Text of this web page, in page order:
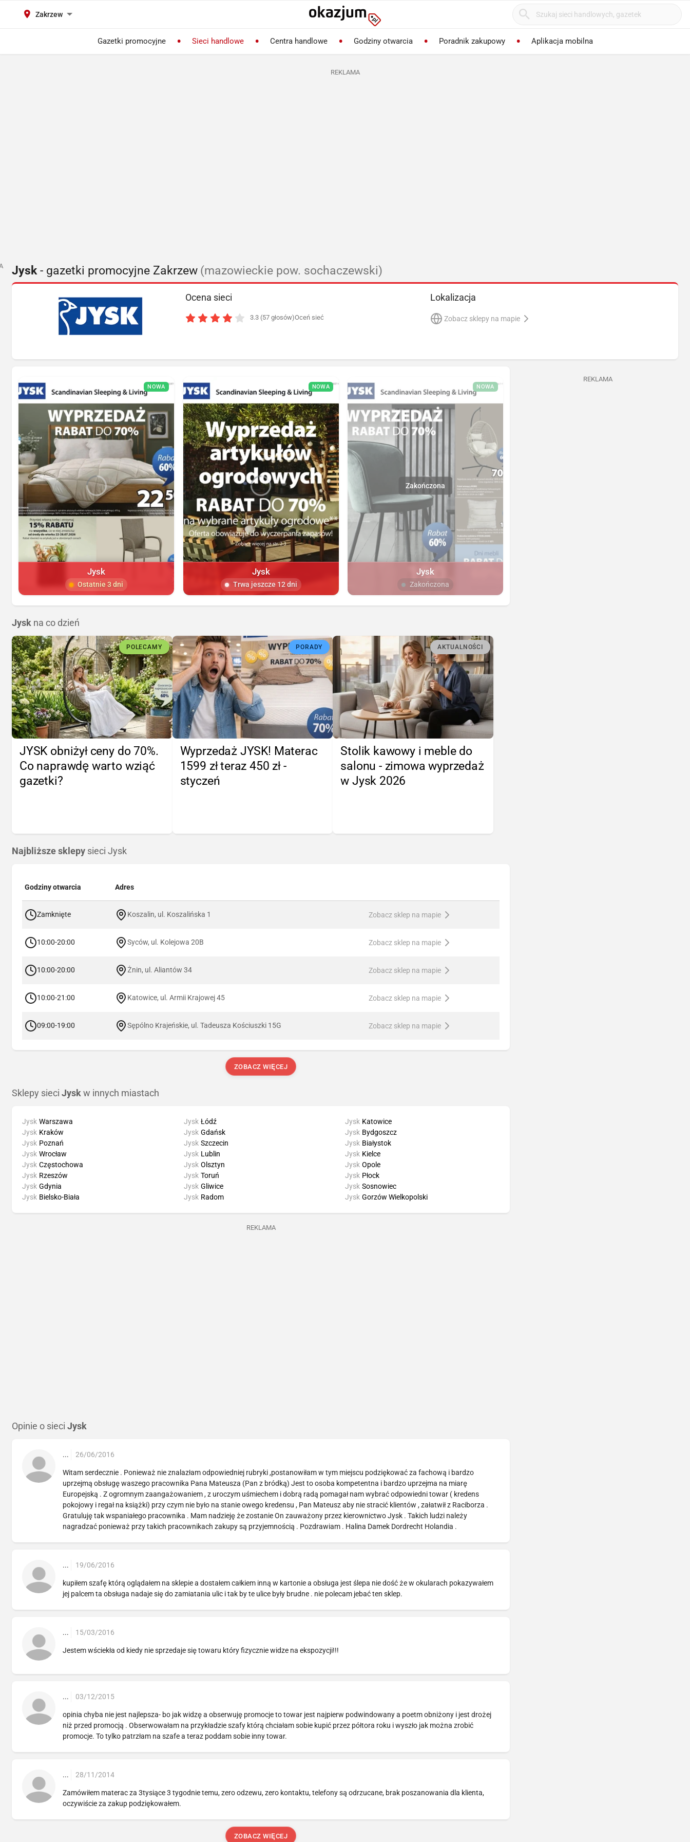
Zakrzew
Gazetki promocyjne Sieci handlowe Centra handlowe Godziny otwarcia Poradnik zakupowy Aplikacja mobilna
REKLAMA
Jysk- gazetki promocyjne Zakrzew (mazowieckie pow. sochaczewski)
Ocena sieci
3.3 (57 głosów)Oceń sieć
Lokalizacja
Zobacz sklepy na mapie
NOWA
Jysk
Ostatnie 3 dni
NOWA
Jysk
Trwa jeszcze 12 dni
NOWA
Jysk
Zakończona
Jysk na co dzień
POLECAMY
JYSK obniżył ceny do 70%.
Co naprawdę warto wziąć
gazetki?
PORADY
Wyprzedaż JYSK! Materac
1599 zł teraz 450 zł -
styczeń
AKTUALNOŚCI
Stolik kawowy i meble do
salonu - zimowa wyprzedaż
w Jysk 2026
Najbliższe sklepy sieci Jysk
Godziny otwarcia Adres
Zamknięte Koszalin, ul. Koszalińska 1 Zobacz sklep na mapie
10:00-20:00 Syców, ul. Kolejowa 20B Zobacz sklep na mapie
10:00-20:00 Żnin, ul. Aliantów 34 Zobacz sklep na mapie
10:00-21:00 Katowice, ul. Armii Krajowej 45 Zobacz sklep na mapie
09:00-19:00 Sępólno Krajeńskie, ul. Tadeusza Kościuszki 15G Zobacz sklep na mapie
ZOBACZ WIĘCEJ
Sklepy sieci Jysk w innych miastach
Jysk Warszawa
Jysk Kraków
Jysk Poznań
Jysk Wrocław
Jysk Łódź
Jysk Gdańsk
Jysk Szczecin
Jysk Lublin
Jysk Katowice
Jysk Bydgoszcz
Jysk Białystok
Jysk Kielce
Jysk Częstochowa
Jysk Rzeszów
Jysk Gdynia
Jysk Bielsko-Biała
Jysk Olsztyn
Jysk Toruń
Jysk Gliwice
Jysk Radom
Jysk Opole
Jysk Płock
Jysk Sosnowiec
Jysk Gorzów Wielkopolski
REKLAMA
Opinie o sieci Jysk
... 26/06/2016
Witam serdecznie . Ponieważ nie znalazłam odpowiedniej rubryki ,postanowiłam w tym miejscu podziękować za fachową i bardzo
uprzejmą obsługę waszego pracownika Pana Mateusza (Pan z bródką) Jest to osoba kompetentna i bardzo uprzejma na miarę
Europejską . Z ogromnym zaangażowaniem , z uroczym uśmiechem i dobrą radą pomagał nam wybrać odpowiedni towar ( kredens
pokojowy i regał na książki) przy czym nie było na stanie owego kredensu , Pan Mateusz aby nie stracić klientów , załatwił z Raciborza .
Gratuluję tak wspaniałego pracownika . Mam nadzieję że zostanie On zauważony przez kierownictwo Jysk . Takich ludzi należy
nagradzać ponieważ przy takich pracownikach zakupy są przyjemnością . Pozdrawiam . Halina Damek Dordrecht Holandia .
... 19/06/2016
kupiłem szafę którą oglądałem na sklepie a dostałem całkiem inną w kartonie a obsługa jest ślepa nie dość że w okularach pokazywałem
jej palcem ta obsługa nadaje się do zamiatania ulic i tak by te ulice były brudne . nie polecam jebać ten sklep.
... 15/03/2016
Jestem wściekła od kiedy nie sprzedaje się towaru który fizycznie widze na ekspozycji!!!
... 03/12/2015
opinia chyba nie jest najlepsza- bo jak widzę a obserwuję promocje to towar jest najpierw podwindowany a poetm obniżony i jest drożej
niż przed promocją . Obserwowałam na przykładzie szafy którą chciałam sobie kupić przez półtora roku i wyszło jak można zrobić
promocje. To tylko patrzłam na szafe a teraz poddam sobie inny towar.
... 28/11/2014
Zamówiłem materac za 3tysiące 3 tygodnie temu, zero odzewu, zero kontaktu, telefony są odrzucane, brak poszanowania dla klienta,
oczywiście za zakup podziękowałem.
ZOBACZ WIĘCEJ
REKLAMA